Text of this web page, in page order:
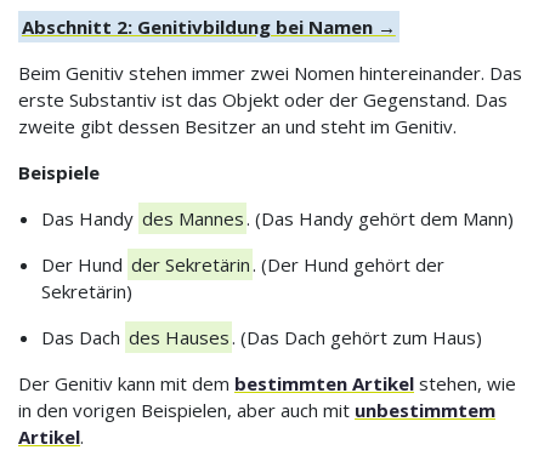
Abschnitt 2: Genitivbildung bei Namen →
Beim Genitiv stehen immer zwei Nomen hintereinander. Das
erste Substantiv ist das Objekt oder der Gegenstand. Das
zweite gibt dessen Besitzer an und steht im Genitiv.
Beispiele
Das Handy des Mannes . (Das Handy gehört dem Mann)
Der Hund der Sekretärin . (Der Hund gehört der
Sekretärin)
Das Dach des Hauses . (Das Dach gehört zum Haus)
Der Genitiv kann mit dem bestimmten Artikel stehen, wie
in den vorigen Beispielen, aber auch mit unbestimmtem
Artikel.